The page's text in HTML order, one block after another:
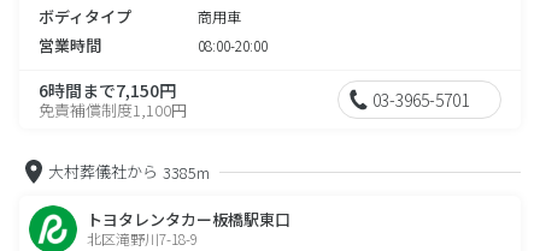
ボディタイプ 商用車
営業時間 08:00-20:00
6時間まで7,150円
免責補償制度1,100円 03-3965-5701
大村葬儀社から 3385m
トヨタレンタカー板橋駅東口
北区滝野川7-18-9